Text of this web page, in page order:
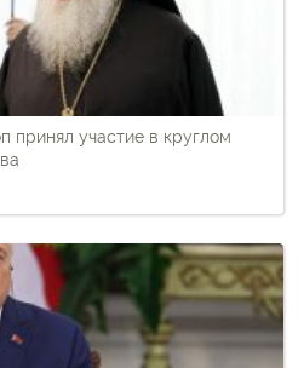
принял участие в круглом